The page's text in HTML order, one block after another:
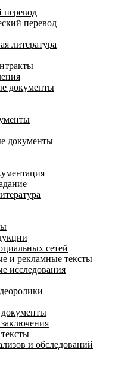
перевод
перевод
литература
документы
документы
сетей
и рекламные тексты
исследования
и обследований